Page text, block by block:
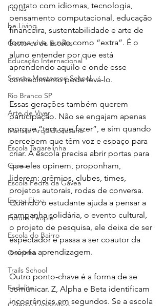
Férias
be.Living
Gestores de Escolas
Educação Internacional
Senses Montessori School
Rio Branco SP
Arte de Viver
Marista Arquidiocesano
Escola Tagarelinha
Consa
Escola Pedra da Gávea
Escoa Eleva
Future People
Escola do Bairro
Gracinha
Trails School
Fadelito
contato com idiomas, tecnologia,
pensamento computacional, educação
financeira, sustentabilidade e arte de
forma viva, e não como “extra”. É o
aluno entender por que está
aprendendo aquilo e onde esse
conhecimento pode levá-lo.
Essas gerações também querem
participação. Não se engajam apenas
porque “tem que fazer”, e sim quando
percebem que têm voz e espaço para
criar. A escola precisa abrir portas para
que eles opinem, proponham,
liderem: grêmios, clubes, times,
projetos autorais, rodas de conversa.
Quando o estudante ajuda a pensar a
campanha solidária, o evento cultural,
o projeto de pesquisa, ele deixa de ser
espectador e passa a ser coautor da
própria aprendizagem.
Outro ponto-chave é a forma de se
comunicar. Z, Alpha e Beta identificam
incoerências em segundos. Se a escola